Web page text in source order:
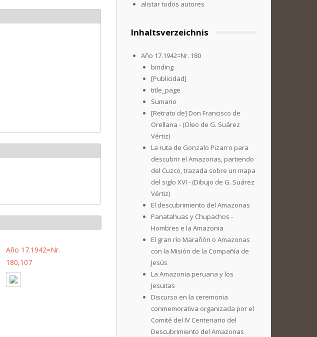
Año 17.1942=Nr.
180,107
alistar todos autores
Inhaltsverzeichnis
Año 17.1942=Nr. 180
binding
[Publicidad]
title_page
Sumario
[Retrato de] Don Francisco de
Orellana - (Oleo de G. Suárez
Vértiz)
La ruta de Gonzalo Pizarro para
descubrir el Amazonas, partiendo
del Cuzco, trazada sobre un mapa
del siglo XVI - (Dibujo de G. Suárez
Vértiz)
El descubrimiento del Amazonas
Panatahuas y Chupachos -
Hombres e la Amazonia
El gran río Marañón o Amazonas
con la Misión de la Compañía de
Jesús
La Amazonia peruana y los
Jesuitas
Discurso en la ceremonia
conmemorativa organizada por el
Comité del IV Centenario del
Descubrimiento del Amazonas